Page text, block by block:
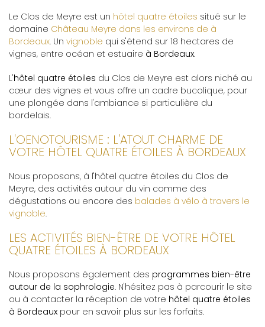
Le Clos de Meyre est un hôtel quatre étoiles situé sur le
domaine Château Meyre dans les environs de à
Bordeaux. Un vignoble qui s'étend sur 18 hectares de
vignes, entre océan et estuaire à Bordeaux.
L'hôtel quatre étoiles du Clos de Meyre est alors niché au
cœur des vignes et vous offre un cadre bucolique, pour
une plongée dans l'ambiance si particulière du
bordelais.
L'OENOTOURISME : L'ATOUT CHARME DE
VOTRE HÔTEL QUATRE ÉTOILES À BORDEAUX
Nous proposons, à l'hôtel quatre étoiles du Clos de
Meyre, des activités autour du vin comme des
dégustations ou encore des balades à vélo à travers le
vignoble.
LES ACTIVITÉS BIEN-ÊTRE DE VOTRE HÔTEL
QUATRE ÉTOILES À BORDEAUX
Nous proposons également des programmes bien-être
autour de la sophrologie. N'hésitez pas à parcourir le site
ou à contacter la réception de votre hôtel quatre étoiles
à Bordeaux pour en savoir plus sur les forfaits.